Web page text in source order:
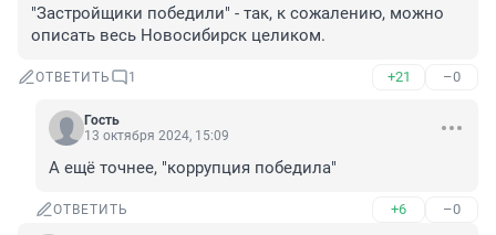
"Застройщики победили" - так, к сожалению, можно
описать весь Новосибирск целиком.
ОТВЕТИТЬ 1 +21 –0
Гость
13 октября 2024, 15:09
А ещё точнее, "коррупция победила"
ОТВЕТИТЬ +6 –0